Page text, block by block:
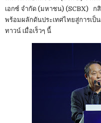
เอกซ์ จำกัด (มหาชน) (SCBX) ก
พร้อมผลักดันประเทศไทยสู่การเ
ทาวน์ เมื่อเร็วๆ นี้